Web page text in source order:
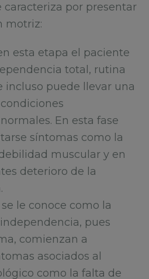
caracteriza por presentar
motriz:
esta etapa el paciente
total, rutina
incluso puede llevar una
En esta fase
síntomas como la
muscular y en
deterioro de la
se le conoce como la
pues
comienzan a
asociados al
como la falta de